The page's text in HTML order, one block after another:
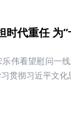
时代重任 为
伟看望慰问一
贯彻习近平文